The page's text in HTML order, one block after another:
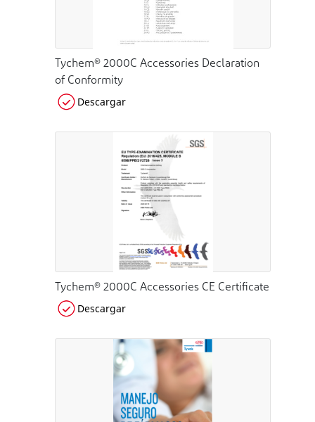
Tychem® 2000C Accessories Declaration
of Conformity
Descargar
Tychem® 2000C Accessories CE Certificate
Descargar